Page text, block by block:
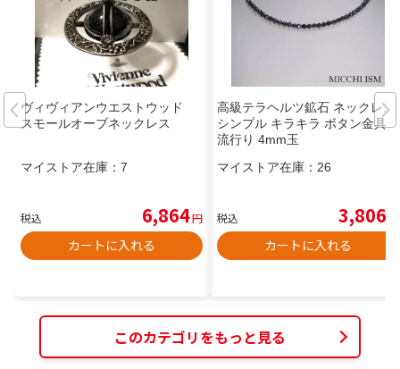
ヴィヴィアンウエストウッド
スモールオーブネックレス
マイストア在庫： 7
税込 6,864円
カートに入れる
高級テラヘルツ鉱石 ネックレス
シンプル キラキラ ボタン金具
流行り 4mm玉
マイストア在庫： 26
税込 3,806
カートに入れる
このカテゴリをもっと見る